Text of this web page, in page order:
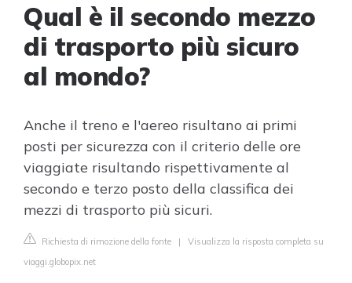
Qual è il secondo mezzo
di trasporto più sicuro
al mondo?
Anche il treno e l'aereo risultano ai primi
posti per sicurezza con il criterio delle ore
viaggiate risultando rispettivamente al
secondo e terzo posto della classifica dei
mezzi di trasporto più sicuri.
Richiesta di rimozione della fonte | Visualizza la risposta completa su
viaggi.globopix.net